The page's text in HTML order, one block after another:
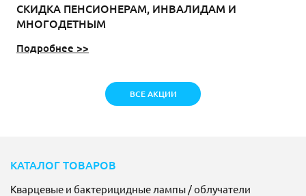
СКИДКА ПЕНСИОНЕРАМ, ИНВАЛИДАМ И
МНОГОДЕТНЫМ
Подробнее >>
ВСЕ АКЦИИ
КАТАЛОГ ТОВАРОВ
Кварцевые и бактерицидные лампы / облучатели